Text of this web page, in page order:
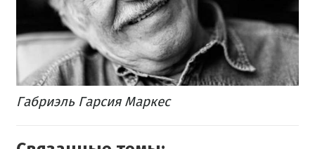
Габриэль Гарсия Маркес